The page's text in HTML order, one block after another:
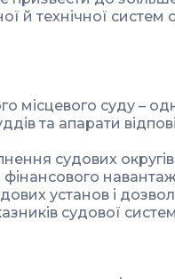
й технічної систем
місцевого суду –
та апарати
судових
установ і
судової